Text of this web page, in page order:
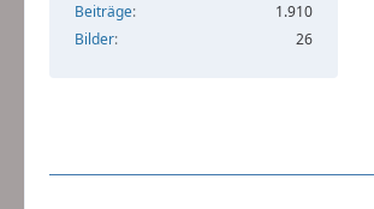
Beiträge
1.910
Bilder
26